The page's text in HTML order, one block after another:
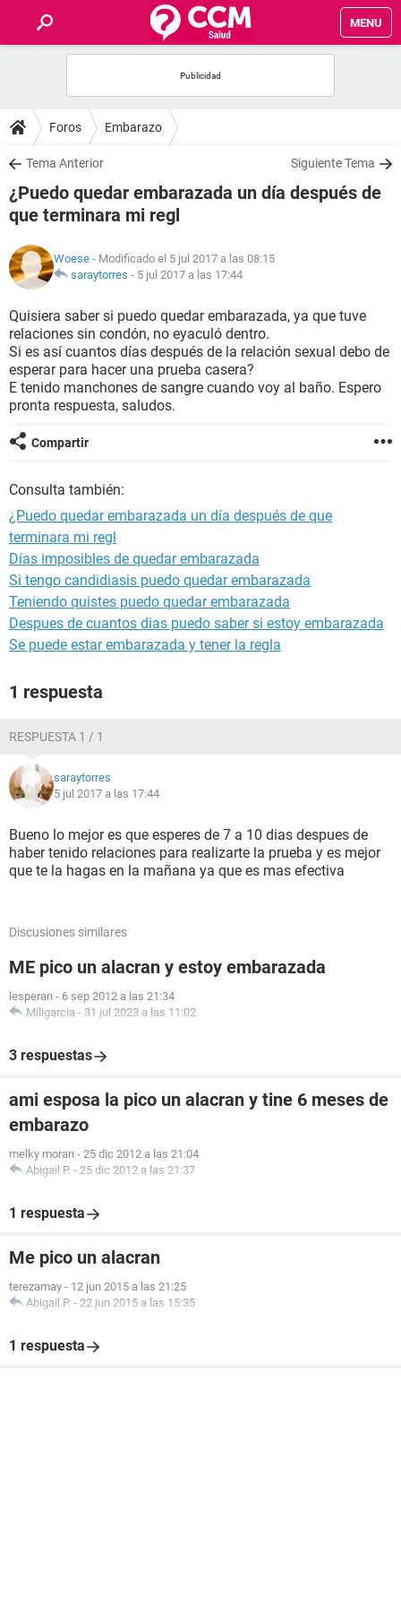
MENU
FOROS
SALUD
FAMILIA
NUTRICIÓN
SEXUALIDAD
GLOSARIO
Foros Embarazo
Tema Anterior Siguiente Tema
¿Puedo quedar embarazada un día después de
que terminara mi regl
Woese - Modificado el 5 jul 2017 a las 08:15
saraytorres - 5 jul 2017 a las 17:44
Quisiera saber si puedo quedar embarazada, ya que tuve
relaciones sin condón, no eyaculó dentro.
Si es así cuantos días después de la relación sexual debo de
esperar para hacer una prueba casera?
E tenido manchones de sangre cuando voy al baño. Espero
pronta respuesta, saludos.
Compartir
Consulta también:
¿Puedo quedar embarazada un día después de que
terminara mi regl
Días imposibles de quedar embarazada
Si tengo candidiasis puedo quedar embarazada
Teniendo quistes puedo quedar embarazada
Despues de cuantos dias puedo saber si estoy embarazada
Se puede estar embarazada y tener la regla
1 respuesta
RESPUESTA 1 / 1
saraytorres
5 jul 2017 a las 17:44
Bueno lo mejor es que esperes de 7 a 10 dias despues de
haber tenido relaciones para realizarte la prueba y es mejor
que te la hagas en la mañana ya que es mas efectiva
Discusiones similares
ME pico un alacran y estoy embarazada
lesperan - 6 sep 2012 a las 21:34
Miligarcia - 31 jul 2023 a las 11:02
3 respuestas
ami esposa la pico un alacran y tine 6 meses de
embarazo
melky moran - 25 dic 2012 a las 21:04
Abigail P. - 25 dic 2012 a las 21:37
1 respuesta
Me pico un alacran
terezamay - 12 jun 2015 a las 21:25
Abigail P. - 22 jun 2015 a las 15:35
1 respuesta